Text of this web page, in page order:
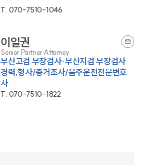
T. 070-7510-1046
이일권
Senior Partner Attorney
부산고검 부장검사·부산지검 부장검사
경력,형사/증거조사/음주운전전문변호
사
T. 070-7510-1822